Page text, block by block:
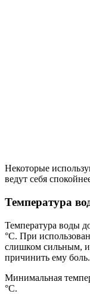
Некоторые
ведут себя
Температура
Температура воды
°C. При
слишком сильным,
причинить ему боль.
Минимальная
°C.